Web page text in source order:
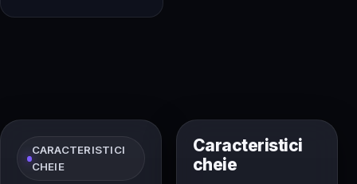
CARACTERISTICI
CHEIE
Caracteristici
cheie